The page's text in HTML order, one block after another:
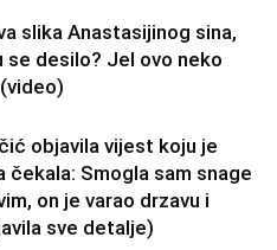
slika Anastasijinog sina,
se desilo? Jel ovo neko
objavila vijest koju je
čekala: Smogla sam snage
on je varao drzavu i
sve detalje)